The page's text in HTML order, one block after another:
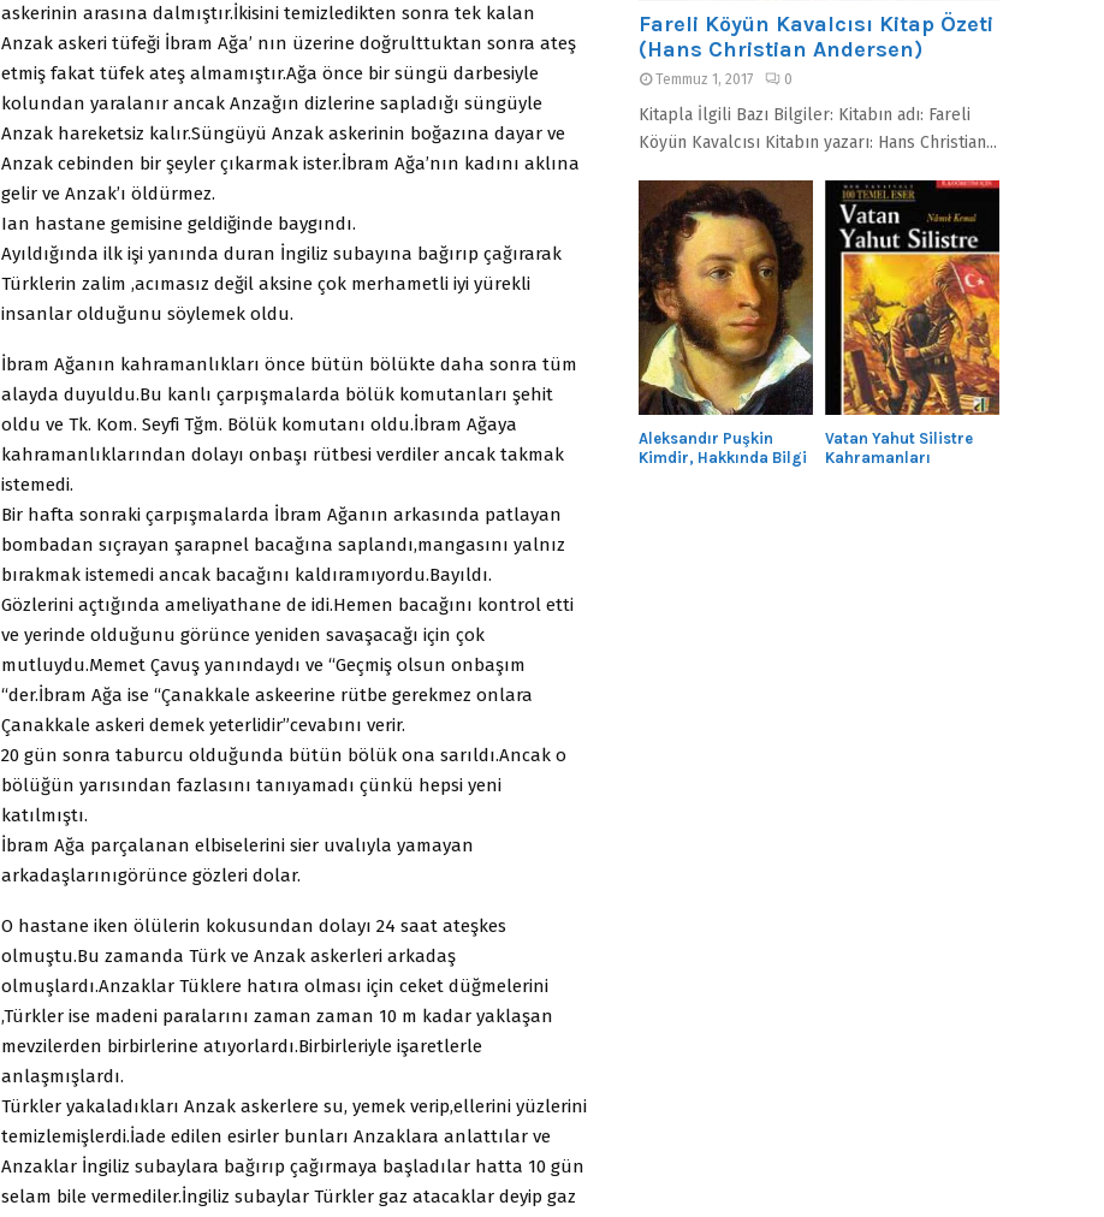
askerinin arasına dalmıştır.İkisini temizledikten sonra tek kalan
Anzak askeri tüfeği İbram Ağa’ nın üzerine doğrulttuktan sonra ateş
etmiş fakat tüfek ateş almamıştır.Ağa önce bir süngü darbesiyle
kolundan yaralanır ancak Anzağın dizlerine sapladığı süngüyle
Anzak hareketsiz kalır.Süngüyü Anzak askerinin boğazına dayar ve
Anzak cebinden bir şeyler çıkarmak ister.İbram Ağa’nın kadını aklına
gelir ve Anzak’ı öldürmez.
Ian hastane gemisine geldiğinde baygındı.
Ayıldığında ilk işi yanında duran İngiliz subayına bağırıp çağırarak
Türklerin zalim ,acımasız değil aksine çok merhametli iyi yürekli
insanlar olduğunu söylemek oldu.
İbram Ağanın kahramanlıkları önce bütün bölükte daha sonra tüm
alayda duyuldu.Bu kanlı çarpışmalarda bölük komutanları şehit
oldu ve Tk. Kom. Seyfi Tğm. Bölük komutanı oldu.İbram Ağaya
kahramanlıklarından dolayı onbaşı rütbesi verdiler ancak takmak
istemedi.
Bir hafta sonraki çarpışmalarda İbram Ağanın arkasında patlayan
bombadan sıçrayan şarapnel bacağına saplandı,mangasını yalnız
bırakmak istemedi ancak bacağını kaldıramıyordu.Bayıldı.
Gözlerini açtığında ameliyathane de idi.Hemen bacağını kontrol etti
ve yerinde olduğunu görünce yeniden savaşacağı için çok
mutluydu.Memet Çavuş yanındaydı ve “Geçmiş olsun onbaşım
“der.İbram Ağa ise “Çanakkale askeerine rütbe gerekmez onlara
Çanakkale askeri demek yeterlidir”cevabını verir.
20 gün sonra taburcu olduğunda bütün bölük ona sarıldı.Ancak o
bölüğün yarısından fazlasını tanıyamadı çünkü hepsi yeni
katılmıştı.
İbram Ağa parçalanan elbiselerini sier uvalıyla yamayan
arkadaşlarınıgörünce gözleri dolar.
O hastane iken ölülerin kokusundan dolayı 24 saat ateşkes
olmuştu.Bu zamanda Türk ve Anzak askerleri arkadaş
olmuşlardı.Anzaklar Tüklere hatıra olması için ceket düğmelerini
,Türkler ise madeni paralarını zaman zaman 10 m kadar yaklaşan
mevzilerden birbirlerine atıyorlardı.Birbirleriyle işaretlerle
anlaşmışlardı.
Türkler yakaladıkları Anzak askerlere su, yemek verip,ellerini yüzlerini
temizlemişlerdi.İade edilen esirler bunları Anzaklara anlattılar ve
Anzaklar İngiliz subaylara bağırıp çağırmaya başladılar hatta 10 gün
selam bile vermediler.İngiliz subaylar Türkler gaz atacaklar deyip gaz
Fareli Köyün Kavalcısı Kitap Özeti
(Hans Christian Andersen)
Temmuz 1, 2017 0
Kitapla İlgili Bazı Bilgiler: Kitabın adı: Fareli
Köyün Kavalcısı Kitabın yazarı: Hans Christian...
Aleksandır Puşkin
Kimdir, Hakkında Bilgi
Vatan Yahut Silistre
Kahramanları